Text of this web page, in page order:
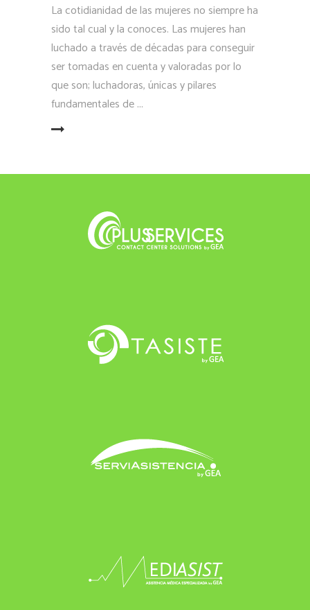
La cotidianidad de las mujeres no siempre ha
sido tal cual y la conoces. Las mujeres han
luchado a través de décadas para conseguir
ser tomadas en cuenta y valoradas por lo
que son; luchadoras, únicas y pilares
fundamentales de